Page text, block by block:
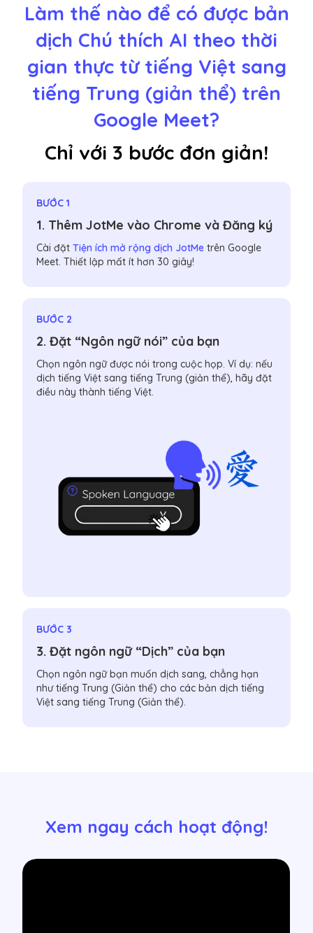
Làm thế nào để có được bản
dịch Chú thích AI theo thời
gian thực từ tiếng Việt sang
tiếng Trung (giản thể) trên
Google Meet?
Chỉ với 3 bước đơn giản!
BƯỚC 1
1. Thêm JotMe vào Chrome và Đăng ký
Cài đặtTiện ích mở rộng dịch JotMe trên Google
Meet. Thiết lập mất ít hơn 30 giây!
BƯỚC 2
2. Đặt “Ngôn ngữ nói” của bạn
Chọn ngôn ngữ được nói trong cuộc họp. Ví dụ: nếu
dịch tiếng Việt sang tiếng Trung (giản thể), hãy đặt
điều này thành tiếng Việt.
BƯỚC 3
3. Đặt ngôn ngữ “Dịch” của bạn
Chọn ngôn ngữ bạn muốn dịch sang, chẳng hạn
như tiếng Trung (Giản thể) cho các bản dịch tiếng
Việt sang tiếng Trung (Giản thể).
Xem ngay cách hoạt động!